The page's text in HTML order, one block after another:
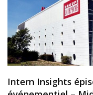
Intern Insights